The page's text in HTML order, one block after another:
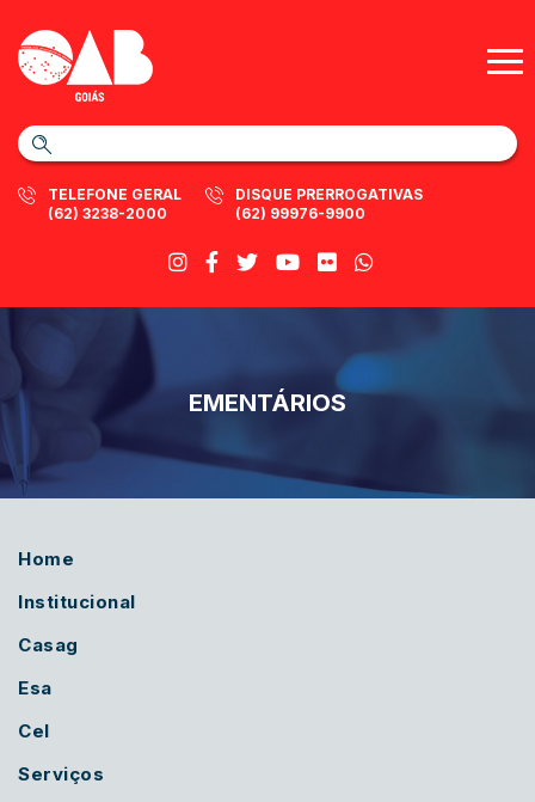
TELEFONE GERAL
(62) 3238-2000
DISQUE PRERROGATIVAS
(62) 99976-9900
EMENTÁRIOS
Home
Institucional
Casag
Esa
Cel
Serviços